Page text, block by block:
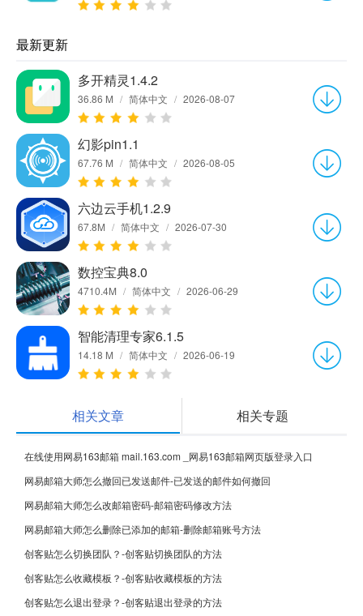
最新更新
多开精灵1.4.2
36.86 M / 简体中文 / 2026-08-07
幻影pin1.1
67.76 M / 简体中文 / 2026-08-05
六边云手机1.2.9
67.8M / 简体中文 / 2026-07-30
数控宝典8.0
4710.4M / 简体中文 / 2026-06-29
智能清理专家6.1.5
14.18 M / 简体中文 / 2026-06-19
相关文章 相关专题
在线使用网易163邮箱 mail.163.com _网易163邮箱网页版登录入口
网易邮箱大师怎么撤回已发送邮件-已发送的邮件如何撤回
网易邮箱大师怎么改邮箱密码-邮箱密码修改方法
网易邮箱大师怎么删除已添加的邮箱-删除邮箱账号方法
创客贴怎么切换团队？-创客贴切换团队的方法
创客贴怎么收藏模板？-创客贴收藏模板的方法
创客贴怎么退出登录？-创客贴退出登录的方法